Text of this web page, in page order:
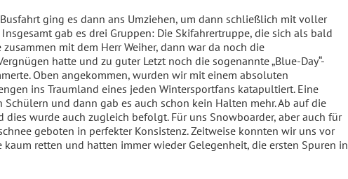
ging es dann ans Umziehen, um dann schließlich mit voller
gab es drei Gruppen: Die Skifahrertruppe, die sich als bald
mit dem Herr Weiher, dann war da noch die
hatte und zu guter Letzt noch die sogenannte „Blue-Day“-
Oben angekommen, wurden wir mit einem absoluten
ins Traumland eines jeden Wintersportfans katapultiert. Eine
und dann gab es auch schon kein Halten mehr. Ab auf die
dies wurde auch zugleich befolgt. Für uns Snowboarder, aber auch für
geboten in perfekter Konsistenz. Zeitweise konnten wir uns vor
retten und hatten immer wieder Gelegenheit, die ersten Spuren in